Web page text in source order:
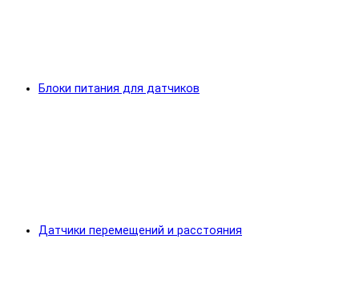
Блоки питания для датчиков
Датчики перемещений и расстояния